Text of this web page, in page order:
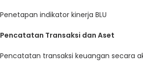
Penetapan indikator kinerja BLU
Pencatatan Transaksi dan Aset
Pencatatan transaksi keuangan secara